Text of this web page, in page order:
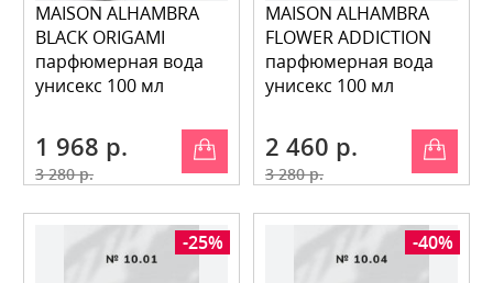
MAISON ALHAMBRA
BLACK ORIGAMI
парфюмерная вода
унисекс 100 мл
1 968 р.
3 280 р.
MAISON ALHAMBRA
FLOWER ADDICTION
парфюмерная вода
унисекс 100 мл
2 460 р.
3 280 р.
-25% -40%